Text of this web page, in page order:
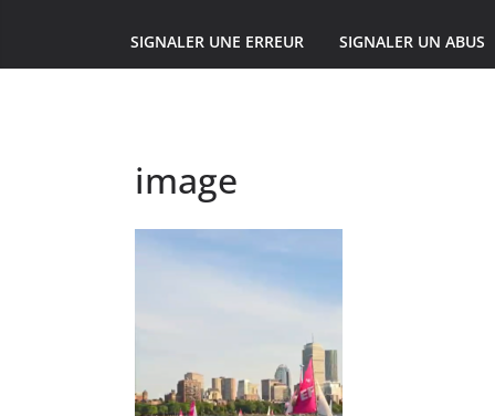
SIGNALER UNE ERREUR SIGNALER UN ABUS
image